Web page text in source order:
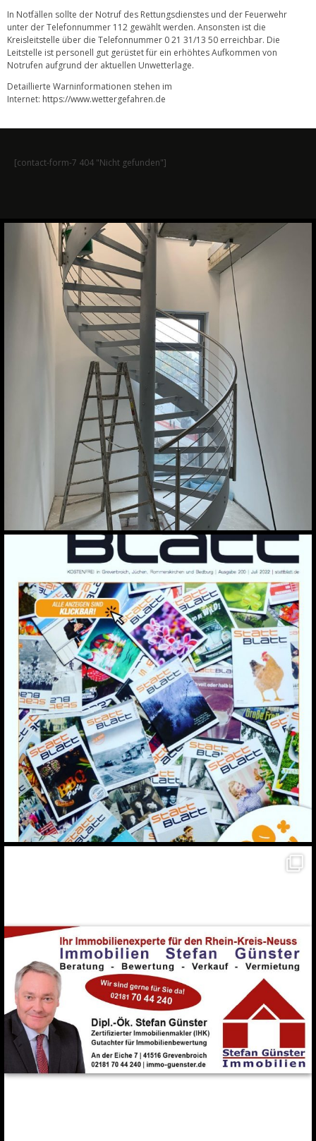
In Notfällen sollte der Notruf des Rettungsdienstes und der Feuerwehr
unter der Telefonnummer 112 gewählt werden. Ansonsten ist die
Kreisleitstelle über die Telefonnummer 0 21 31/13 50 erreichbar. Die
Leitstelle ist personell gut gerüstet für ein erhöhtes Aufkommen von
Notrufen aufgrund der aktuellen Unwetterlage.
Detaillierte Warninformationen stehen im
Internet: https://www.wettergefahren.de
[contact-form-7 404 "Nicht gefunden"]